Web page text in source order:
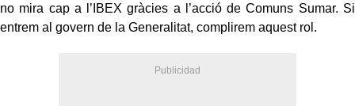
no mira cap a l’IBEX gràcies a l’acció de Comuns Sumar. Si
entrem al govern de la Generalitat, complirem aquest rol.